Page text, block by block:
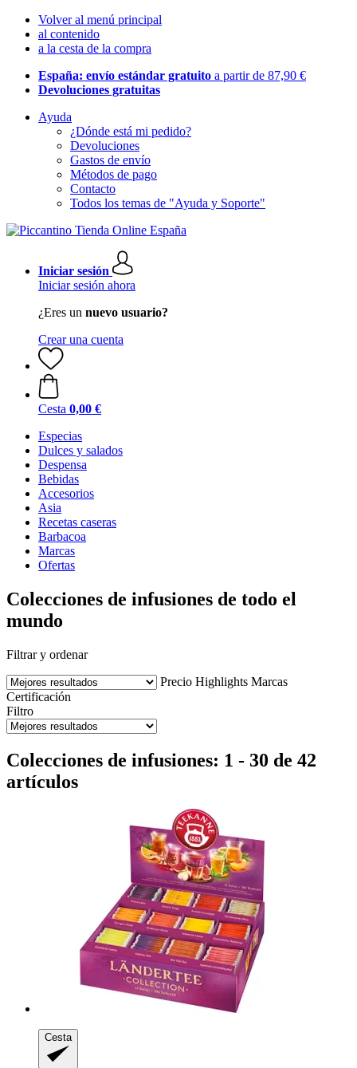
Volver al menú principal
al contenido
a la cesta de la compra
España: envío estándar gratuito a partir de 87,90 €
Devoluciones gratuitas
Ayuda
¿Dónde está mi pedido?
Devoluciones
Gastos de envío
Métodos de pago
Contacto
Todos los temas de "Ayuda y Soporte"
Iniciar sesión
Iniciar sesión ahora
¿Eres un nuevo usuario?
Crear una cuenta
Cesta 0,00 €
Especias
Dulces y salados
Despensa
Bebidas
Accesorios
Asia
Recetas caseras
Barbacoa
Marcas
Ofertas
Colecciones de infusiones de todo el
mundo
Filtrar y ordenar
Precio Highlights Marcas
Certificación
Filtro
Colecciones de infusiones: 1 - 30 de 42
artículos
Cesta